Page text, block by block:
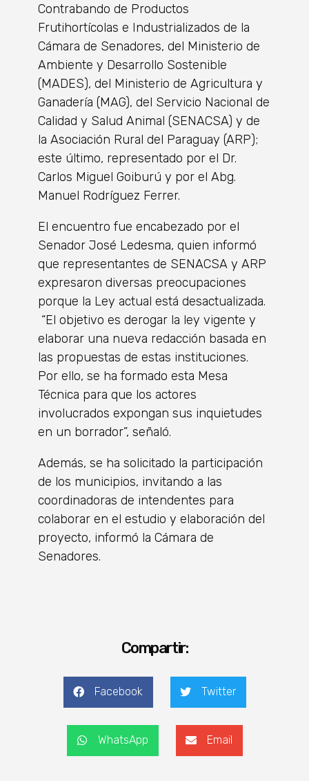
Contrabando de Productos
Frutihortícolas e Industrializados de la
Cámara de Senadores, del Ministerio de
Ambiente y Desarrollo Sostenible
(MADES), del Ministerio de Agricultura y
Ganadería (MAG), del Servicio Nacional de
Calidad y Salud Animal (SENACSA) y de
la Asociación Rural del Paraguay (ARP);
este último, representado por el Dr.
Carlos Miguel Goiburú y por el Abg.
Manuel Rodríguez Ferrer.
El encuentro fue encabezado por el
Senador José Ledesma, quien informó
que representantes de SENACSA y ARP
expresaron diversas preocupaciones
porque la Ley actual está desactualizada.
“El objetivo es derogar la ley vigente y
elaborar una nueva redacción basada en
las propuestas de estas instituciones.
Por ello, se ha formado esta Mesa
Técnica para que los actores
involucrados expongan sus inquietudes
en un borrador”, señaló.
Además, se ha solicitado la participación
de los municipios, invitando a las
coordinadoras de intendentes para
colaborar en el estudio y elaboración del
proyecto, informó la Cámara de
Senadores.
Compartir:
Facebook Twitter
WhatsApp Email